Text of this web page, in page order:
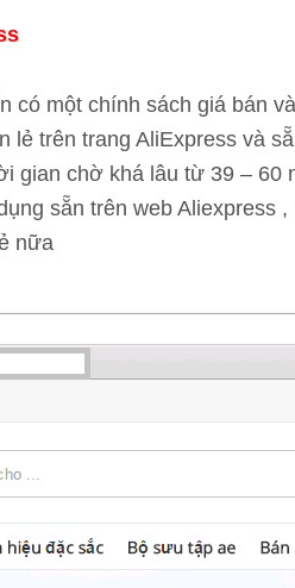
một chính sách giá bán
trên trang AliExpress và
gian chờ khá lâu từ 39 – 60
sẵn trên web Aliexpress
nữa